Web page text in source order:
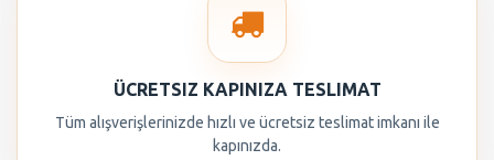
ÜCRETSIZ KAPINIZA TESLIMAT
Tüm alışverişlerinizde hızlı ve ücretsiz teslimat imkanı ile
kapınızda.